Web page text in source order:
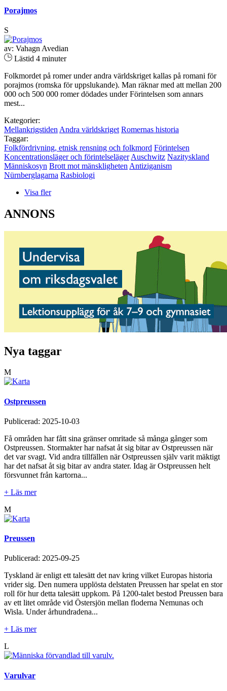
Porajmos
S
av: Vahagn Avedian
Lästid 4 minuter
Folkmordet på romer under andra världskriget kallas på romani för
porajmos (romska för uppslukande). Man räknar med att mellan 200
000 och 500 000 romer dödades under Förintelsen som annars
mest...
Kategorier:
Mellankrigstiden Andra världskriget Romernas historia
Taggar:
Folkfördrivning, etnisk rensning och folkmord Förintelsen
Koncentrationsläger och förintelseläger Auschwitz Nazityskland
Människosyn Brott mot mänskligheten Antiziganism
Nürnberglagarna Rasbiologi
Visa fler
ANNONS
Nya taggar
M
Ostpreussen
Publicerad: 2025-10-03
Få områden har fått sina gränser omritade så många gånger som
Ostpreussen. Stormakter har nafsat åt sig bitar av Ostpreussen när
det var svagt. Vid andra tillfällen när Ostpreussen själv varit mäktigt
har det nafsat åt sig bitar av andra stater. Idag är Ostpreussen helt
försvunnet från kartorna...
+ Läs mer
M
Preussen
Publicerad: 2025-09-25
Tyskland är enligt ett talesätt det nav kring vilket Europas historia
vrider sig. Den numera upplösta delstaten Preussen har spelat en stor
roll för hur detta talesätt uppkom. På 1200-talet bestod Preussen bara
av ett litet område vid Östersjön mellan floderna Nemunas och
Wisla. Under århundradena...
+ Läs mer
L
Varulvar